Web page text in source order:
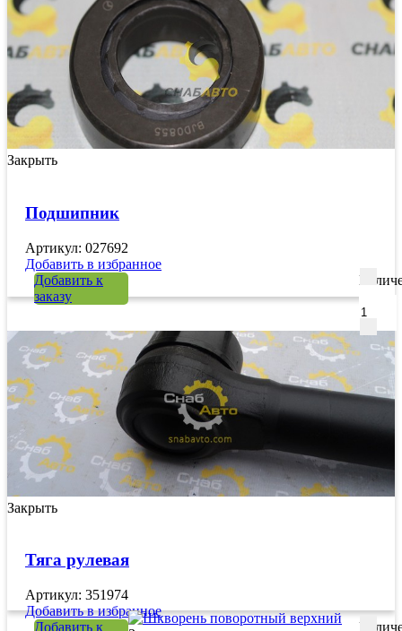
Закрыть
Подшипник
Артикул: 027692
Добавить в избранное
Добавить к
заказу
Закрыть
Тяга рулевая
Артикул: 351974
Добавить в избранное
Добавить к